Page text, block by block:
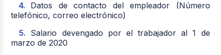
Datos de contacto del empleador (Número
telefónico, correo electrónico)
Salario devengado por el trabajador al 1 de
marzo de 2020